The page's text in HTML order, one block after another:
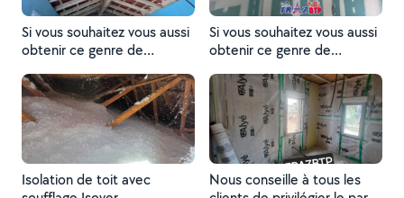
Si vous souhaitez vous aussi
obtenir ce genre de
200mm appelez avant qu'il
ne soit trop tard. frazbtp
Si vous souhaitez vous aussi
obtenir ce genre de
ne soit trop tard. frazbtp
Isolation de toit avec
Nous conseille à tous les